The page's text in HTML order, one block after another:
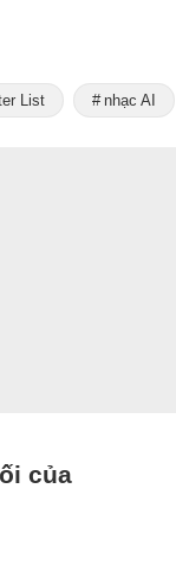
List nhạc AI
của